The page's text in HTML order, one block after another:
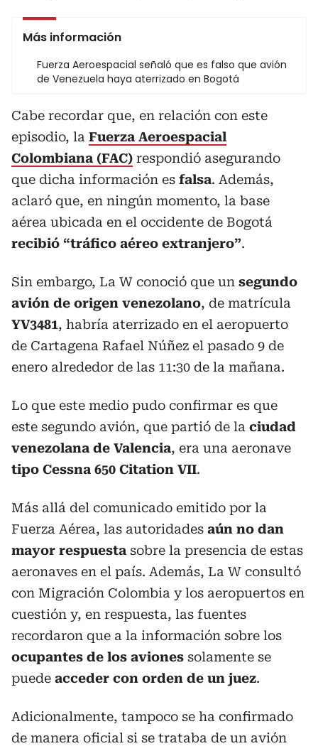
Más información
Fuerza Aeroespacial señaló que es falso que avión
de Venezuela haya aterrizado en Bogotá
Cabe recordar que, en relación con este
episodio, la Fuerza Aeroespacial
Colombiana (FAC) respondió asegurando
que dicha información es falsa. Además,
aclaró que, en ningún momento, la base
aérea ubicada en el occidente de Bogotá
recibió “tráfico aéreo extranjero”.
Sin embargo, La W conoció que un segundo
avión de origen venezolano, de matrícula
YV3481, habría aterrizado en el aeropuerto
de Cartagena Rafael Núñez el pasado 9 de
enero alrededor de las 11:30 de la mañana.
Lo que este medio pudo confirmar es que
este segundo avión, que partió de la ciudad
venezolana de Valencia, era una aeronave
tipo Cessna 650 Citation VII.
Más allá del comunicado emitido por la
Fuerza Aérea, las autoridades aún no dan
mayor respuesta sobre la presencia de estas
aeronaves en el país. Además, La W consultó
con Migración Colombia y los aeropuertos en
cuestión y, en respuesta, las fuentes
recordaron que a la información sobre los
ocupantes de los aviones solamente se
puede acceder con orden de un juez.
Adicionalmente, tampoco se ha confirmado
de manera oficial si se trataba de un avión